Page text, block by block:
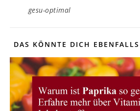
gesu-optimal
DAS KÖNNTE DICH